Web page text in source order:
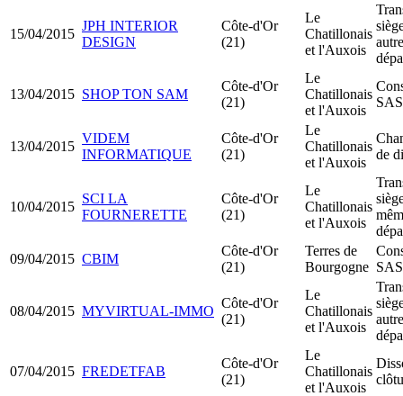
15/04/2015
JPH INTERIOR
DESIGN
Côte-d'Or
(21)
Le
Chatillonais
et l'Auxois
autre
13/04/2015 SHOP TON SAM
Côte-d'Or
(21)
Le
Chatillonais
et l'Auxois
13/04/2015
VIDEM
INFORMATIQUE
Côte-d'Or
(21)
Le
Chatillonais
et l'Auxois
de
10/04/2015
SCI LA
FOURNERETTE
Côte-d'Or
(21)
Le
Chatillonais
et l'Auxois
09/04/2015 CBIM
Côte-d'Or
(21)
Terres de
Bourgogne
08/04/2015 MYVIRTUAL-IMMO
Côte-d'Or
(21)
Le
Chatillonais
et l'Auxois
autre
07/04/2015 FREDETFAB
Côte-d'Or
(21)
Le
Chatillonais
et l'Auxois